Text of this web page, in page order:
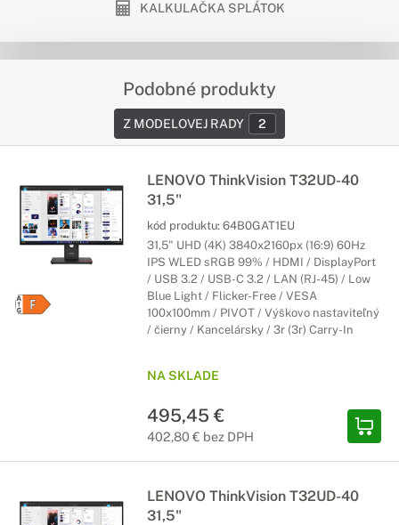
KALKULAČKA SPLÁTOK
Podobné produkty
Z MODELOVEJ RADY 2
LENOVO ThinkVision T32UD-40
31,5"
kód produktu: 64B0GAT1EU
31,5" UHD (4K) 3840x2160px (16:9) 60Hz
IPS WLED sRGB 99% / HDMI / DisplayPort
/ USB 3.2 / USB-C 3.2 / LAN (RJ-45) / Low
Blue Light / Flicker-Free / VESA
100x100mm / PIVOT / Výškovo nastaviteľný
/ čierny / Kancelársky / 3r (3r) Carry-In
NA SKLADE
495,45 €
402,80 € bez DPH
LENOVO ThinkVision T32UD-40
31,5"